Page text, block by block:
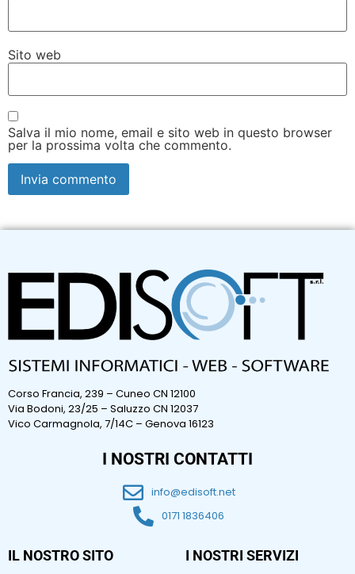
Sito web
Salva il mio nome, email e sito web in questo browser
per la prossima volta che commento.
Corso Francia, 239 – Cuneo CN 12100
Via Bodoni, 23/25 – Saluzzo CN 12037
Vico Carmagnola, 7/14C – Genova 16123
I NOSTRI CONTATTI
info@edisoft.net
0171 1836406
IL NOSTRO SITO I NOSTRI SERVIZI